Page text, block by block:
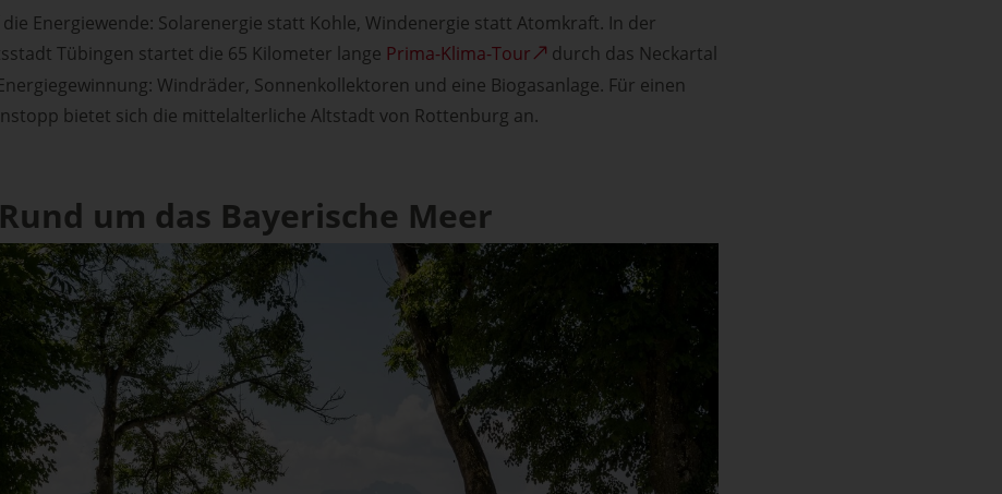
Energiewende: Solarenergie statt Kohle, Windenergie statt Atomkraft. In der
Tübingen startet die 65 Kilometer lange Prima-Klima-Tour
durch das Neckartal
Windräder, Sonnenkollektoren und eine Biogasanlage. Für einen
bietet sich die mittelalterliche Altstadt von Rottenburg an.
um das Bayerische Meer